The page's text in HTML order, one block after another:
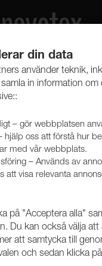
Band, Linor & Snöre
Filtrera
din data
använder teknik,
in information om
– gör webbplatsen
hjälp oss att förstå hur
med vår webbplats.
– Används av
att visa relevanta
på "Acceptera alla"
Du kan också välja att
att samtycka till
och sedan klicka